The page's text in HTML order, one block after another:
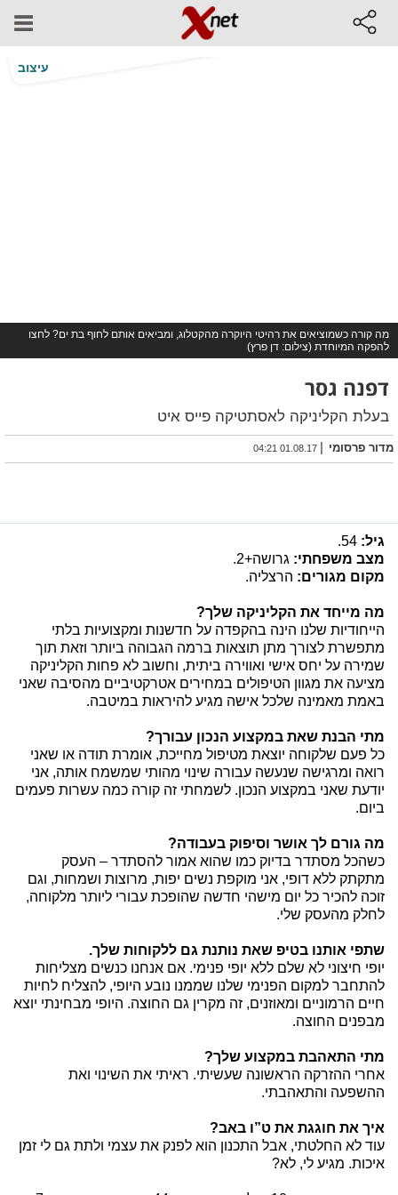
עיצוב
מה קורה כשמוציאים את רהיטי היוקרה מהקטלוג, ומביאים אותם לחוף בת ים? לחצו
להפקה המיוחדת (צילום: דן פרץ)
דפנה גסר
בעלת הקליניקה לאסתטיקה פייס איט
מדור פרסומי |
01.08.17 04:21
גיל:
מצב משפחתי: גרושה+2.
מקום מגורים: הרצליה.
מה מייחד את הקליניקה שלך?
הייחודיות שלנו הינה בהקפדה על חדשנות ומקצועיות בלתי
מתפשרת לצורך מתן תוצאות ברמה הגבוהה ביותר וזאת תוך
שמירה על יחס אישי ואווירה ביתית, וחשוב לא פחות הקליניקה
מציעה את מגוון הטיפולים במחירים אטרקטיביים מהסיבה שאני
באמת מאמינה שלכל אישה מגיע להיראות במיטבה.
מתי הבנת שאת במקצוע הנכון עבורך?
כל פעם שלקוחה יוצאת מטיפול מחייכת, אומרת תודה או שאני
רואה ומרגישה שנעשה עבורה שינוי מהותי שמשמח אותה, אני
יודעת שאני במקצוע הנכון. לשמחתי זה קורה כמה עשרות פעמים
ביום.
מה גורם לך אושר וסיפוק בעבודה?
כשהכל מסתדר בדיוק כמו שהוא אמור להסתדר – העסק
מתקתק ללא דופי, אני מוקפת נשים יפות, מרוצות ושמחות, וגם
זוכה להכיר כל יום מישהי חדשה שהופכת עבורי ליותר מלקוחה,
לחלק מהעסק שלי.
שתפי אותנו בטיפ שאת נותנת גם ללקוחות שלך.
יופי חיצוני לא שלם ללא יופי פנימי. אם אנחנו כנשים מצליחות
להתחבר למקום הפנימי שלנו שממנו נובע היופי, להצליח לחיות
חיים הרמוניים ומאוזנים, זה מקרין גם החוצה. היופי מבחינתי יוצא
מבפנים החוצה.
מתי התאהבת במקצוע שלך?
אחרי ההזרקה הראשונה שעשיתי. ראיתי את השינוי ואת
ההשפעה והתאהבתי.
איך את חוגגת את ט”ו באב?
עוד לא החלטתי, אבל התכנון הוא לפנק את עצמי ולתת גם לי זמן
איכות. מגיע לי, לא?